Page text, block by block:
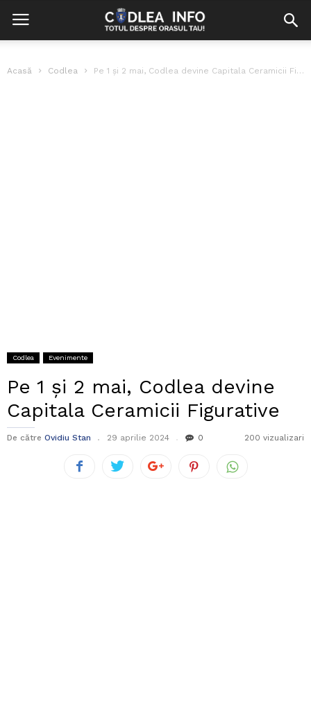
Acasă Codlea Pe 1 și 2 mai, Codlea devine Capitala Ceramicii Figurative
Codlea Evenimente
Pe 1 și 2 mai, Codlea devine
Capitala Ceramicii Figurative
De către Ovidiu Stan 29 aprilie 2024 0 200 vizualizari